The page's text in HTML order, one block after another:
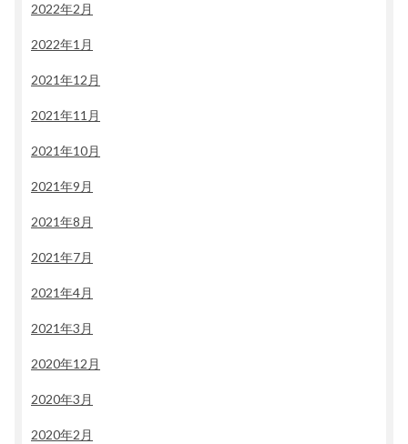
2022年2月
2022年1月
2021年12月
2021年11月
2021年10月
2021年9月
2021年8月
2021年7月
2021年4月
2021年3月
2020年12月
2020年3月
2020年2月